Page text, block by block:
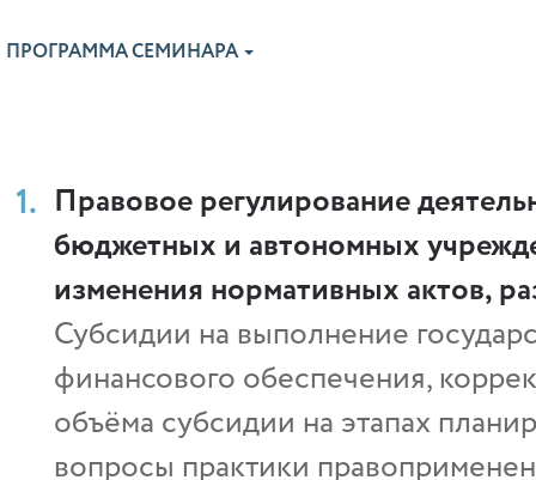
ПРОГРАММА СЕМИНАРА
Правовое регулирование
бюджетных и автономных
изменения нормативных актов,
Субсидии на выполнение
финансового обеспечения,
объёма субсидии на этапах
вопросы практики